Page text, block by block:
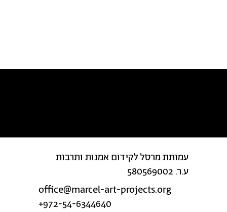
עמותת מרסל לקידום אמנות ותרבות
ע.ר. 580569002
office@marcel-art-projects.org
+972-54-6344640